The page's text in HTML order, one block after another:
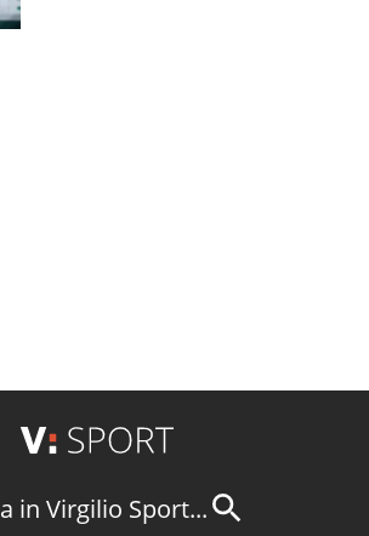
in Virgilio Sport...